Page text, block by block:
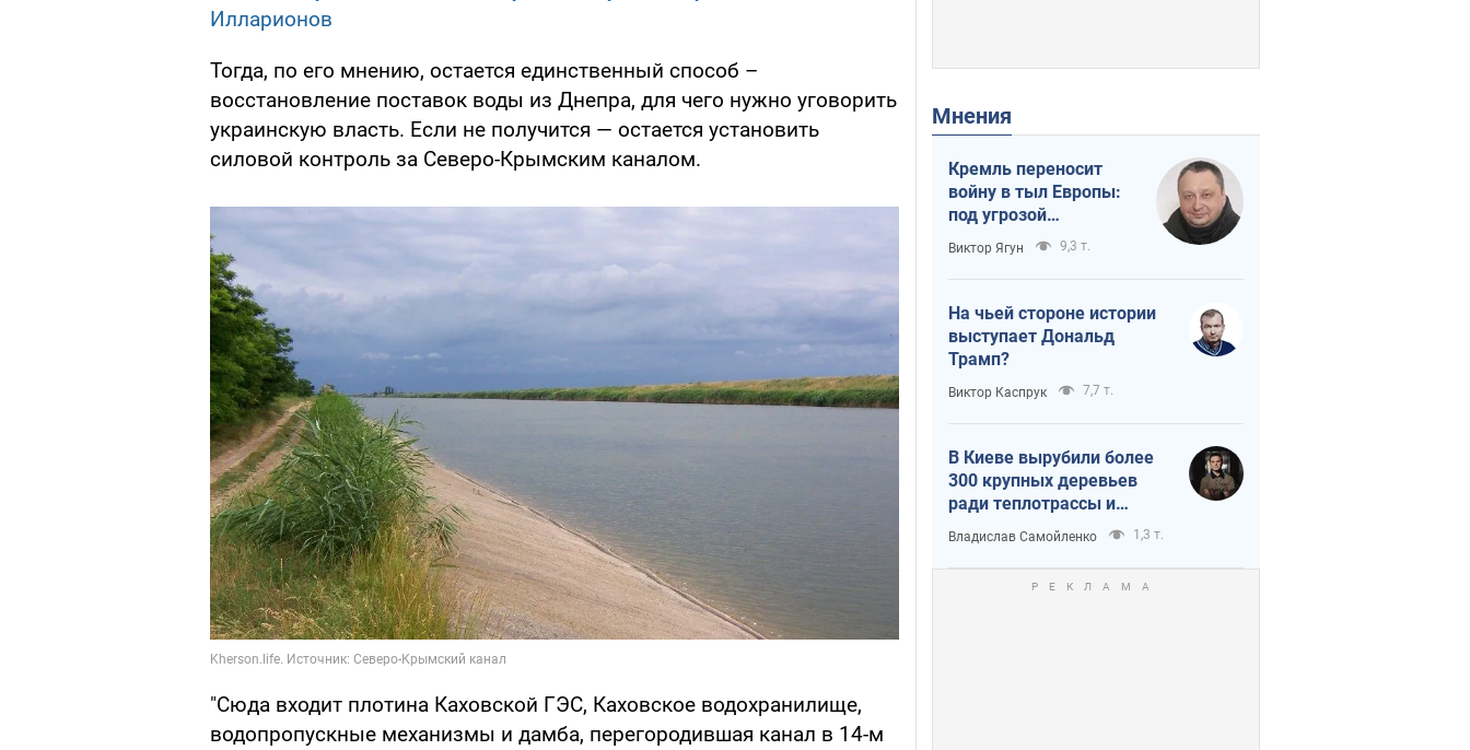
Илларионов
Тогда, по его мнению, остается единственный способ –
восстановление поставок воды из Днепра, для чего нужно уговорить
украинскую власть. Если не получится — остается установить
силовой контроль за Северо-Крымским каналом.
"Сюда входит плотина Каховской ГЭС, Каховское водохранилище,
водопропускные механизмы и дамба, перегородившая канал в 14-м
Мнения
Кремль переносит
войну в тыл Европы:
под угрозой
критическая
логистика
Виктор Ягун 9,3 т.
На чьей стороне истории
выступает Дональд
Трамп?
Виктор Каспрук 7,7 т.
В Киеве вырубили более
300 крупных деревьев
ради теплотрассы и
вопреки Генплану
Владислав Самойленко 1,3 т.